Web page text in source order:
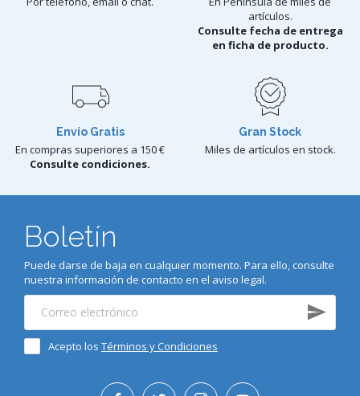
artículos.
Consulte fecha de entrega
en ficha de producto.
Envío Gratis
En compras superiores a 150 €
Consulte condiciones.
Gran Stock
Miles de artículos en stock.
Boletín
Puede darse de baja en cualquier momento. Para ello, consulte
nuestra información de contacto en el aviso legal.
Acepto los Términos y Condiciones